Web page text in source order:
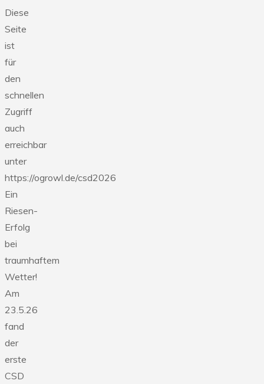
Diese
Seite
ist
für
den
schnellen
Zugriff
auch
erreichbar
unter
https://ogrowl.de/csd2026
Ein
Riesen-
Erfolg
bei
traumhaftem
Wetter!
Am
23.5.26
fand
der
erste
CSD